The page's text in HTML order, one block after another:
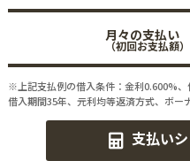
月々の支払い
（初回お支払額）
※上記支払例の借入条件：金利0.600%、
借入期間35年、元利均等返済方式、ボー
支払い